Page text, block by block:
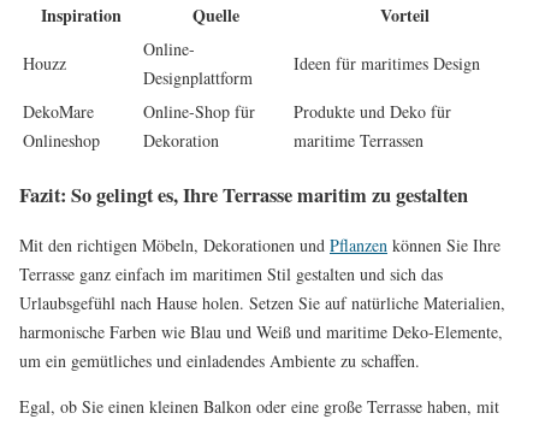
Inspiration Quelle Vorteil
Houzz
Online-
Designplattform
Ideen für maritimes Design
DekoMare
Onlineshop
Online-Shop für
Dekoration
Produkte und Deko für
maritime Terrassen
Fazit: So gelingt es, Ihre Terrasse maritim zu gestalten
Mit den richtigen Möbeln, Dekorationen und Pflanzen können Sie Ihre
Terrasse ganz einfach im maritimen Stil gestalten und sich das
Urlaubsgefühl nach Hause holen. Setzen Sie auf natürliche Materialien,
harmonische Farben wie Blau und Weiß und maritime Deko-Elemente,
um ein gemütliches und einladendes Ambiente zu schaffen.
Egal, ob Sie einen kleinen Balkon oder eine große Terrasse haben, mit